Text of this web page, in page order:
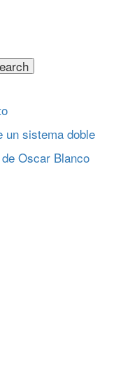
un sistema doble
Oscar Blanco